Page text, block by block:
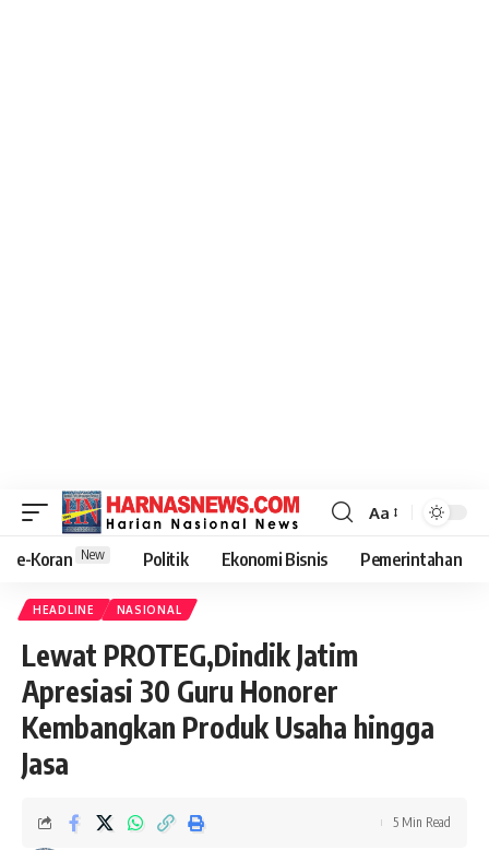
Aa
e-Koran New Politik Ekonomi Bisnis Pemerintahan
HEADLINE NASIONAL
Lewat PROTEG,Dindik Jatim
Apresiasi 30 Guru Honorer
Kembangkan Produk Usaha hingga
Jasa
5 Min Read